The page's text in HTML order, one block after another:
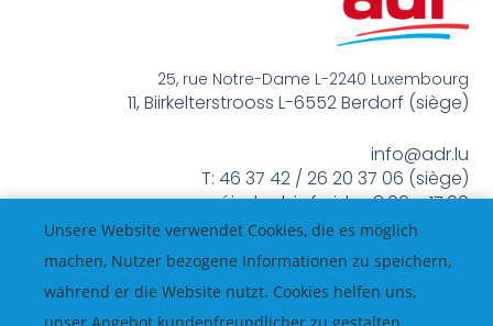
25, rue Notre-Dame L-2240 Luxembourg
11, Biirkelterstrooss L-6552 Berdorf (siège)
info@adr.lu
T: 46 37 42 / 26 20 37 06 (siège)
méindes bis freides 8:00 – 17:00
Unsere Website verwendet Cookies, die es möglich
machen, Nutzer bezogene Informationen zu speichern,
während er die Website nutzt. Cookies helfen uns,